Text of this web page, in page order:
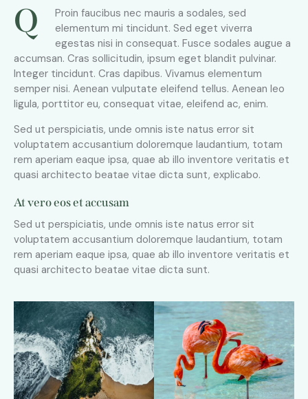
Q
Proin faucibus nec mauris a sodales, sed
elementum mi tincidunt. Sed eget viverra
egestas nisi in consequat. Fusce sodales augue a
accumsan. Cras sollicitudin, ipsum eget blandit pulvinar.
Integer tincidunt. Cras dapibus. Vivamus elementum
semper nisi. Aenean vulputate eleifend tellus. Aenean leo
ligula, porttitor eu, consequat vitae, eleifend ac, enim.
Sed ut perspiciatis, unde omnis iste natus error sit
voluptatem accusantium doloremque laudantium, totam
rem aperiam eaque ipsa, quae ab illo inventore veritatis et
quasi architecto beatae vitae dicta sunt, explicabo.
At vero eos et accusam
Sed ut perspiciatis, unde omnis iste natus error sit
voluptatem accusantium doloremque laudantium, totam
rem aperiam eaque ipsa, quae ab illo inventore veritatis et
quasi architecto beatae vitae dicta sunt.